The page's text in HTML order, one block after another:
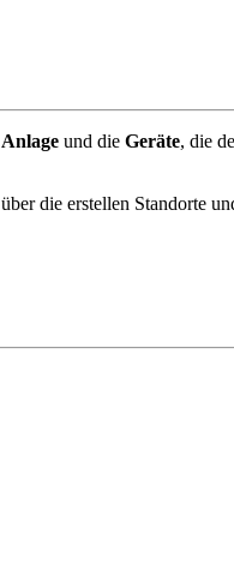
Anlage und die Geräte, die
die erstellen Standorte